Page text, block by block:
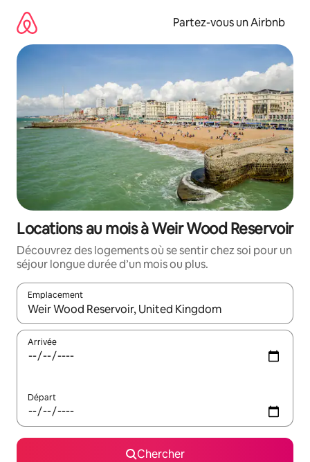
directement
contenu
Partez-vous un Airbnb
Locations au mois à Weir Wood Reservoir
Découvrez des logements où se sentir chez soi pour un
séjour longue durée d’un mois ou plus.
Emplacement
Quand les résultats sont affichés, parcourez-les en utilisant
Arrivée
Départ
Chercher